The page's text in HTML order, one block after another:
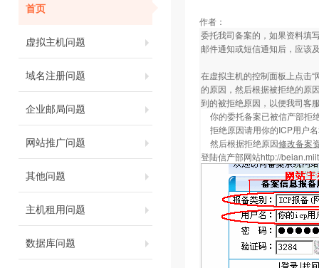
首页
虚拟主机问题
域名注册问题
企业邮局问题
网站推广问题
其他问题
主机租用问题
数据库问题
作者：
委托我司备案的，如果资料填
邮件通知或短信通知后，应该
在虚拟主机的控制面板上点击
的原因，然后根据被拒绝的原
到的被拒绝原因，以便我司客
你的委托备案已被信产部拒
拒绝原因请用你的ICP用户
然后根据拒绝原因修改备案
登陆信产部网站http://